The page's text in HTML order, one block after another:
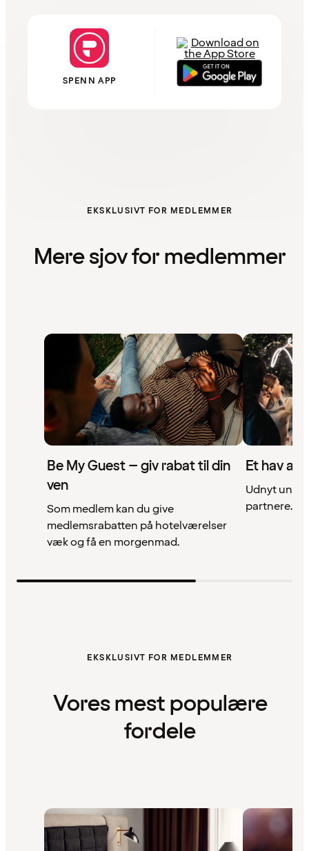
SPENN APP
EKSKLUSIVT FOR MEDLEMMER
Mere sjov for medlemmer
Be My Guest – giv rabat til din
ven
Som medlem kan du give
medlemsrabatten på hotelværelser
væk og få en morgenmad.
Et hav af
Udnyt
partnere.
EKSKLUSIVT FOR MEDLEMMER
Vores mest populære
fordele